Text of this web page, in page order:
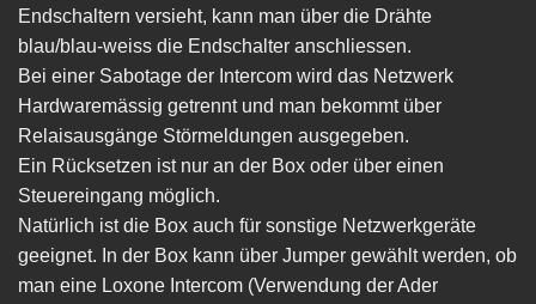
Endschaltern versieht, kann man über die Drähte
blau/blau-weiss die Endschalter anschliessen.
Bei einer Sabotage der Intercom wird das Netzwerk
Hardwaremässig getrennt und man bekommt über
Relaisausgänge Störmeldungen ausgegeben.
Ein Rücksetzen ist nur an der Box oder über einen
Steuereingang möglich.
Natürlich ist die Box auch für sonstige Netzwerkgeräte
geeignet. In der Box kann über Jumper gewählt werden, ob
man eine Loxone Intercom (Verwendung der Ader